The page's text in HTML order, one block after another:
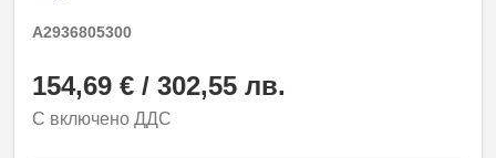
A2936805300
154,69 € / 302,55 лв.
С включено ДДС